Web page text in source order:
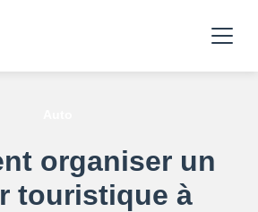
organiser un
touristique à